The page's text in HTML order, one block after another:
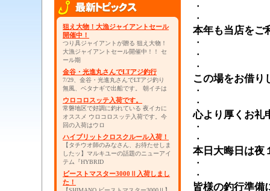
狙え大物！大漁ジャイアントセール
開催中！
つり具ジャイアントが贈る 狙え大物！
大漁ジャイアントセール開催中！！ セ
ール期
金谷・光進丸さんでLTアジ釣行
7/29、金谷・光進丸さんでLTアジ釣り
無風、ベタナギで出船です。 朝イチは
ウロコロスッテ入荷です。
常磐地区で好調に釣れている 夜イカに
オススメ ウロコロスッテ入荷です。今
回の入荷はウロ
ハイブリットクロスクルール入荷！
【タチウオ師のみなさん、お待たせしま
したッ】マルキユーの話題のニューアイ
テム『HYBRID
ビーストマスター3000Ⅱ入荷しまし
た！
・
・
本年も当店をご
・
・
・
この場をお借り
・
・
心より厚くお礼
・
・
本日大晦日は夜
・
・
皆様の釣行準備